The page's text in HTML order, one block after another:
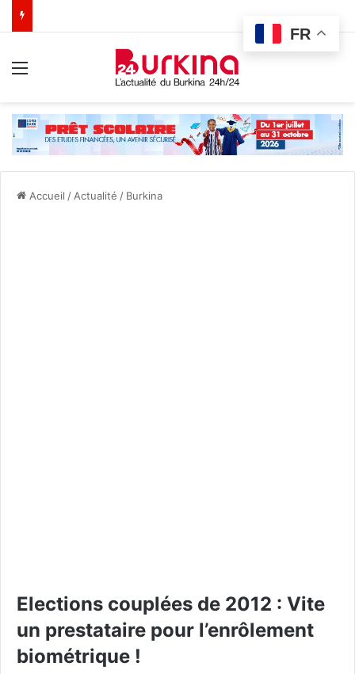
Accueil / Actualité / Burkina
Elections couplées de 2012 : Vite
un prestataire pour l’enrôlement
biométrique !
FR